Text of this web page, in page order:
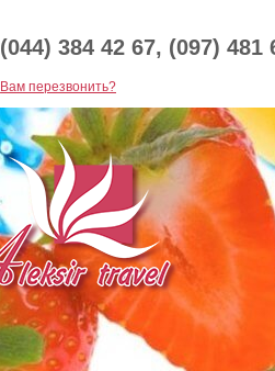
(044) 384 42 67, (097) 481
Baм перезвонить?